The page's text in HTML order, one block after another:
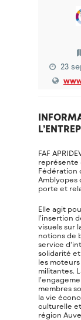
23
FAF
représente
Fédération
Amblyopes
porte et
Elle agit
l’insertion
visuels sur
notions de
service
solidarité et
les
militantes.
membres
la vie
culturelle
région